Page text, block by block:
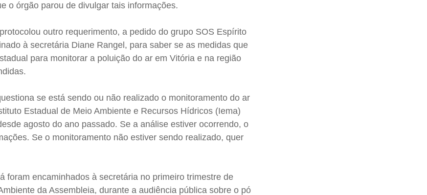
o órgão parou de divulgar tais informações.
outro requerimento, a pedido do grupo SOS Espírito
à secretária Diane Rangel, para saber se as medidas que
para monitorar a poluição do ar em Vitória e na região
se está sendo ou não realizado o monitoramento do ar
Estadual de Meio Ambiente e Recursos Hídricos (Iema)
agosto do ano passado. Se a análise estiver ocorrendo, o
Se o monitoramento não estiver sendo realizado, quer
foram encaminhados à secretária no primeiro trimestre de
da Assembleia, durante a audiência pública sobre o pó